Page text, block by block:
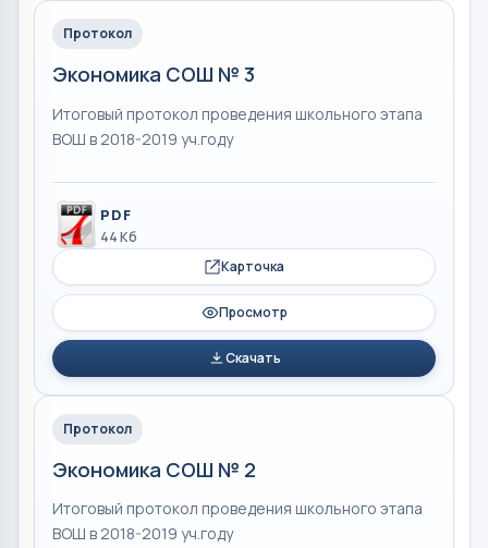
Протокол
Экономика СОШ № 3
Итоговый протокол проведения школьного этапа
ВОШ в 2018-2019 уч.году
PDF
44 Кб
Карточка
Просмотр
Скачать
Протокол
Экономика СОШ № 2
Итоговый протокол проведения школьного этапа
ВОШ в 2018-2019 уч.году